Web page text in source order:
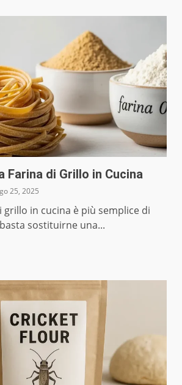
Farina di Grillo in Cucina
25, 2025
grillo in cucina è più semplice di
sostituirne una...